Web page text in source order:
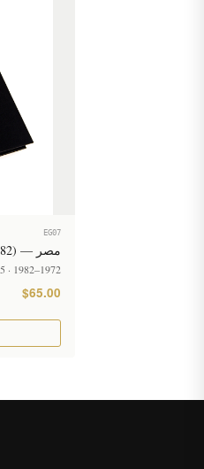
EG07
مصر — Arab Republic (1972–1982)
1972–1982 · 5 صفحات · 64 فتحات
$65.00